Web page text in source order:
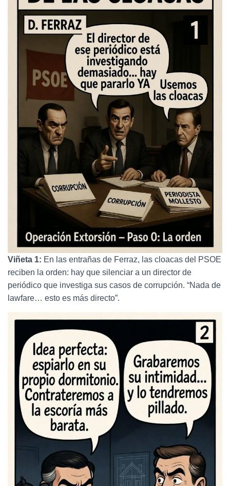
Viñeta 1: En las entrañas de Ferraz, las cloacas del PSOE
reciben la orden: hay que silenciar a un director de
periódico que investiga sus casos de corrupción. “Nada de
lawfare… esto es más directo”.